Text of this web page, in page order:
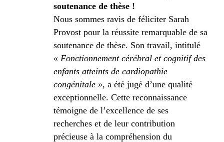
soutenance de thèse !
Nous sommes ravis de féliciter Sarah
Provost pour la réussite remarquable de sa
soutenance de thèse. Son travail, intitulé
« Fonctionnement cérébral et cognitif des
enfants atteints de cardiopathie
congénitale », a été jugé d’une qualité
exceptionnelle. Cette reconnaissance
témoigne de l’excellence de ses
recherches et de leur contribution
précieuse à la compréhension du